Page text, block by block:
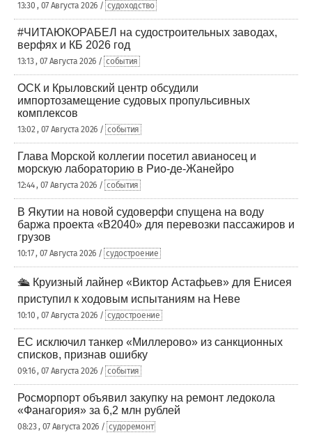
13:30 , 07 Августа 2026 / судоходство
#ЧИТАЮКОРАБЕЛ на судостроительных заводах,
верфях и КБ 2026 год
13:13 , 07 Августа 2026 / события
ОСК и Крыловский центр обсудили
импортозамещение судовых пропульсивных
комплексов
13:02 , 07 Августа 2026 / события
Глава Морской коллегии посетил авианосец и
морскую лабораторию в Рио-де-Жанейро
12:44 , 07 Августа 2026 / события
В Якутии на новой судоверфи спущена на воду
баржа проекта «В2040» для перевозки пассажиров и
грузов
10:17 , 07 Августа 2026 / судостроение
🛳️ Круизный лайнер «Виктор Астафьев» для Енисея
приступил к ходовым испытаниям на Неве
10:10 , 07 Августа 2026 / судостроение
ЕС исключил танкер «Миллерово» из санкционных
списков, признав ошибку
09:16 , 07 Августа 2026 / события
Росморпорт объявил закупку на ремонт ледокола
«Фанагория» за 6,2 млн рублей
08:23 , 07 Августа 2026 / судоремонт